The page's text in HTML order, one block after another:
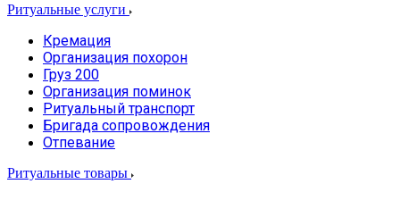
Ритуальные услуги
Кремация
Организация похорон
Груз 200
Организация поминок
Ритуальный транспорт
Бригада сопровождения
Отпевание
Ритуальные товары